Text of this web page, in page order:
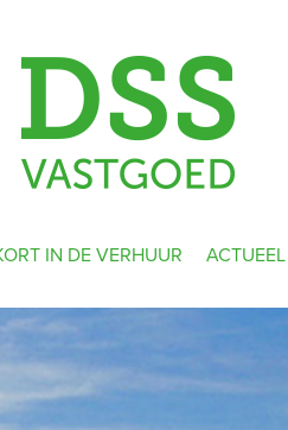
IN DE VERHUUR ACTUEEL